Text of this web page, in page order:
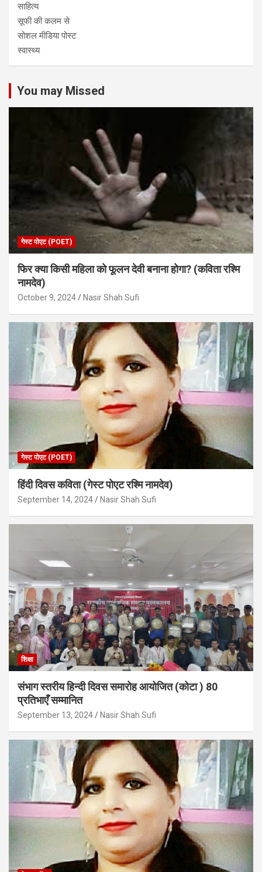
साहित्य
सूफी की कलम से
सोशल मीडिया पोस्ट
स्वास्थ्य
You may Missed
गेस्ट पोएट (POET)
फिर क्या किसी महिला को फूलन देवी बनाना होगा? (कविता रश्मि
नामदेव)
October 9, 2024 Nasir Shah Sufi
गेस्ट पोएट (POET)
हिंदी दिवस कविता (गेस्ट पोएट रश्मि नामदेव)
September 14, 2024 Nasir Shah Sufi
शिक्षा
संभाग स्तरीय हिन्दी दिवस समारोह आयोजित (कोटा ) 80
प्रतिभाएँ सम्मानित
September 13, 2024 Nasir Shah Sufi